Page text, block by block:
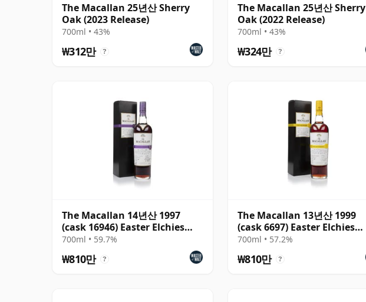
The Macallan 25년산 Sherry
Oak (2023 Release)
700ml • 43%
₩312만 ?
The Macallan 25년산 Sherry
Oak (2022 Release)
700ml • 43%
₩324만 ?
The Macallan 14년산 1997
(cask 16946) Easter Elchies
Cask Selec
700ml • 59.7%
₩810만 ?
The Macallan 13년산 1999
(cask 6697) Easter Elchies
Cask Select
700ml • 57.2%
₩810만 ?